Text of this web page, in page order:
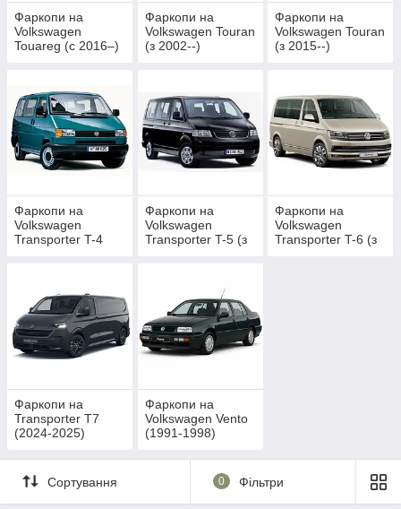
Фаркопи на
Volkswagen
Touareg (c 2016–)
Фаркопи на
Volkswagen Touran
(з 2002--)
Фаркопи на
Volkswagen Touran
(з 2015--)
Фаркопи на
Volkswagen
Transporter T-4
Фаркопи на
Volkswagen
Transporter T-5 (з
Фаркопи на
Volkswagen
Transporter T-6 (з
Фаркопи на
Transporter T7
(2024-2025)
Фаркопи на
Volkswagen Vento
(1991-1998)
Сортування 0 Фільтри